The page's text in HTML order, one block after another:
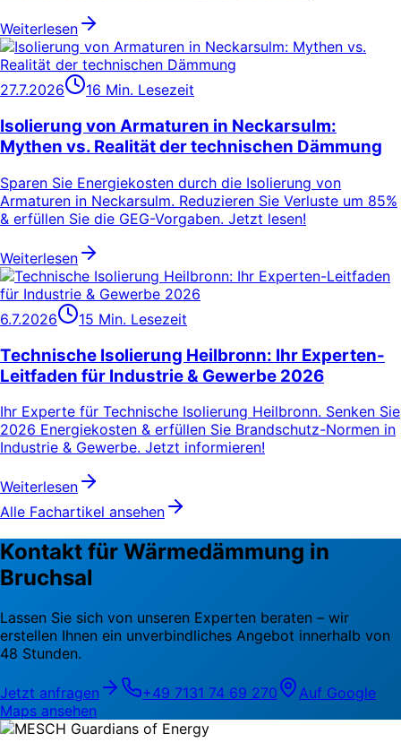
Weiterlesen
27.7.2026 16 Min. Lesezeit
Isolierung von Armaturen in Neckarsulm:
Mythen vs. Realität der technischen Dämmung
Sparen Sie Energiekosten durch die Isolierung von
Armaturen in Neckarsulm. Reduzieren Sie Verluste um 85%
& erfüllen Sie die GEG-Vorgaben. Jetzt lesen!
Weiterlesen
6.7.2026 15 Min. Lesezeit
Technische Isolierung Heilbronn: Ihr Experten-
Leitfaden für Industrie & Gewerbe 2026
Ihr Experte für Technische Isolierung Heilbronn. Senken Sie
2026 Energiekosten & erfüllen Sie Brandschutz-Normen in
Industrie & Gewerbe. Jetzt informieren!
Weiterlesen
Alle Fachartikel ansehen
Kontakt für Wärmedämmung in
Bruchsal
Lassen Sie sich von unseren Experten beraten – wir
erstellen Ihnen ein unverbindliches Angebot innerhalb von
48 Stunden.
Jetzt anfragen +49 7131 74 69 270
Auf Google
Maps ansehen